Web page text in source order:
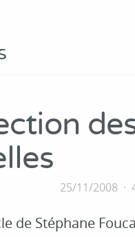
25/11/2008
de Stéphane